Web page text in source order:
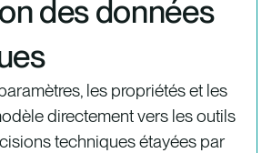
des données
les propriétés et les
directement vers les outils
techniques étayées par